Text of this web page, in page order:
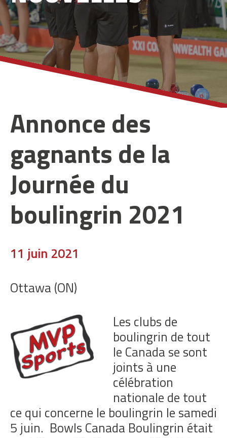
Annonce des
gagnants de la
Journée du
boulingrin 2021
11 juin 2021
Ottawa (ON)
Les clubs de
boulingrin de tout
le Canada se sont
joints à une
célébration
nationale de tout
ce qui concerne le boulingrin le samedi
5 juin. Bowls Canada Boulingrin était